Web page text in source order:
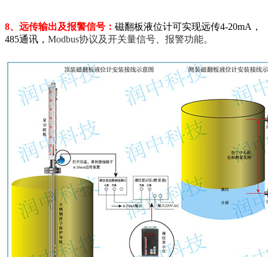
8、远传输出及报警信号： 磁翻板液位计可实现远传4-20mA，
485通讯， Modbus协议及开关量信号、报警功能。